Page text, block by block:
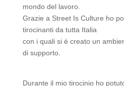
mondo del lavoro.
Grazie a Street Is Culture ho
tirocinanti da tutta Italia
con i quali si è creato un
di supporto.
Durante il mio tirocinio ho